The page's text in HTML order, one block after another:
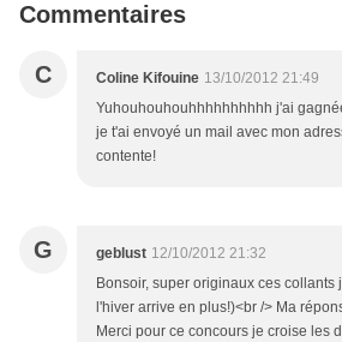
Commentaires
C Coline Kifouine 13/10/2012 21:49
Yuhouhouhouhhhhhhhhhh j'ai
je t'ai envoyé un mail avec mon
contente!
G geblust 12/10/2012 21:32
Bonsoir, super originaux ces collants
l'hiver arrive en plus!)<br /> Ma
Merci pour ce concours je croise les